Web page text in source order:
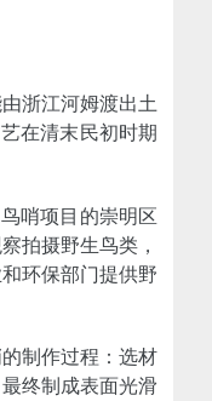
浙江河姆渡出土
在清末民初时期
哨项目的崇明区
拍摄野生鸟类，
环保部门提供野
制作过程：选材
终制成表面光滑